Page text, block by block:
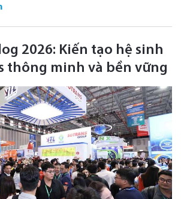
2026: Kiến tạo hệ sinh
thông minh và bền vững